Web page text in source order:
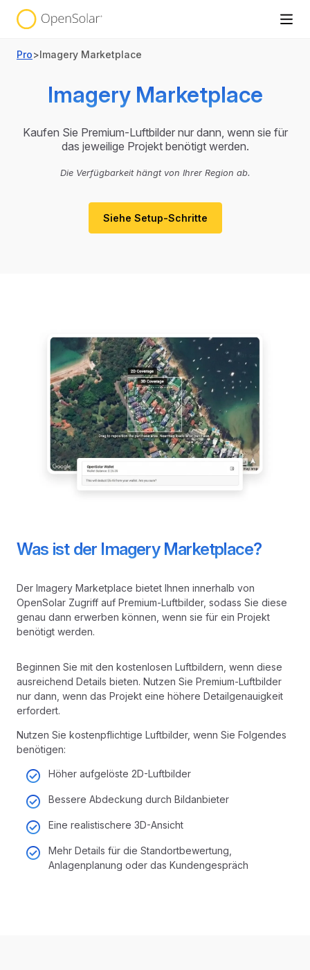
Imagery Marketplace
Kaufen Sie Premium-Luftbilder nur dann, wenn sie für
das jeweilige Projekt benötigt werden.
Die Verfügbarkeit hängt von Ihrer Region ab.
Siehe Setup-Schritte
Pro>Imagery Marketplace
Was ist der Imagery Marketplace?
Der Imagery Marketplace bietet Ihnen innerhalb von
OpenSolar Zugriff auf Premium-Luftbilder, sodass Sie diese
genau dann erwerben können, wenn sie für ein Projekt
benötigt werden.
Beginnen Sie mit den kostenlosen Luftbildern, wenn diese
ausreichend Details bieten. Nutzen Sie Premium-Luftbilder
nur dann, wenn das Projekt eine höhere Detailgenauigkeit
erfordert.
Nutzen Sie kostenpflichtige Luftbilder, wenn Sie Folgendes
benötigen:
Höher aufgelöste 2D-Luftbilder
Bessere Abdeckung durch Bildanbieter
Eine realistischere 3D-Ansicht
Mehr Details für die Standortbewertung,
Anlagenplanung oder das Kundengespräch